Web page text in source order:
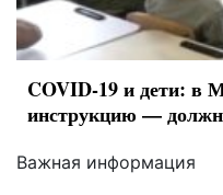
COVID-19 и дети: в
инструкцию —
Важная информация